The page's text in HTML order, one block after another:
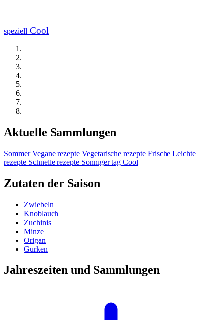
speziell Cool
Aktuelle Sammlungen
Sommer Vegane rezepte Vegetarische rezepte Frische Leichte
rezepte Schnelle rezepte Sonniger tag Cool
Zutaten der Saison
Zwiebeln
Knoblauch
Zuchinis
Minze
Origan
Gurken
Jahreszeiten und Sammlungen